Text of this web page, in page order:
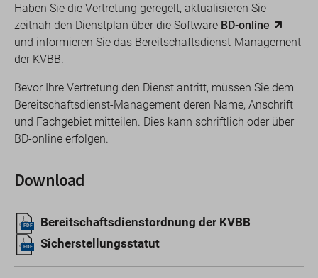
Haben Sie die Vertretung geregelt, aktualisieren Sie
zeitnah den Dienstplan über die Software BD-online
und informieren Sie das Bereitschaftsdienst-Management
der KVBB.
Bevor Ihre Vertretung den Dienst antritt, müssen Sie dem
Bereitschaftsdienst-Management deren Name, Anschrift
und Fachgebiet mitteilen. Dies kann schriftlich oder über
BD-online erfolgen.
Download
PDF Bereitschaftsdienstordnung der KVBB
PDF Sicherstellungsstatut